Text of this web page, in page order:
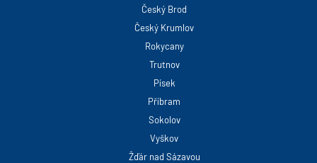
Český Brod
Český Krumlov
Rokycany
Trutnov
Písek
Příbram
Sokolov
Vyškov
Žďár nad Sázavou